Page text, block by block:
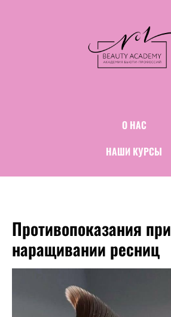
О НАС
НАШИ КУРСЫ
Противопоказания при
наращивании ресниц